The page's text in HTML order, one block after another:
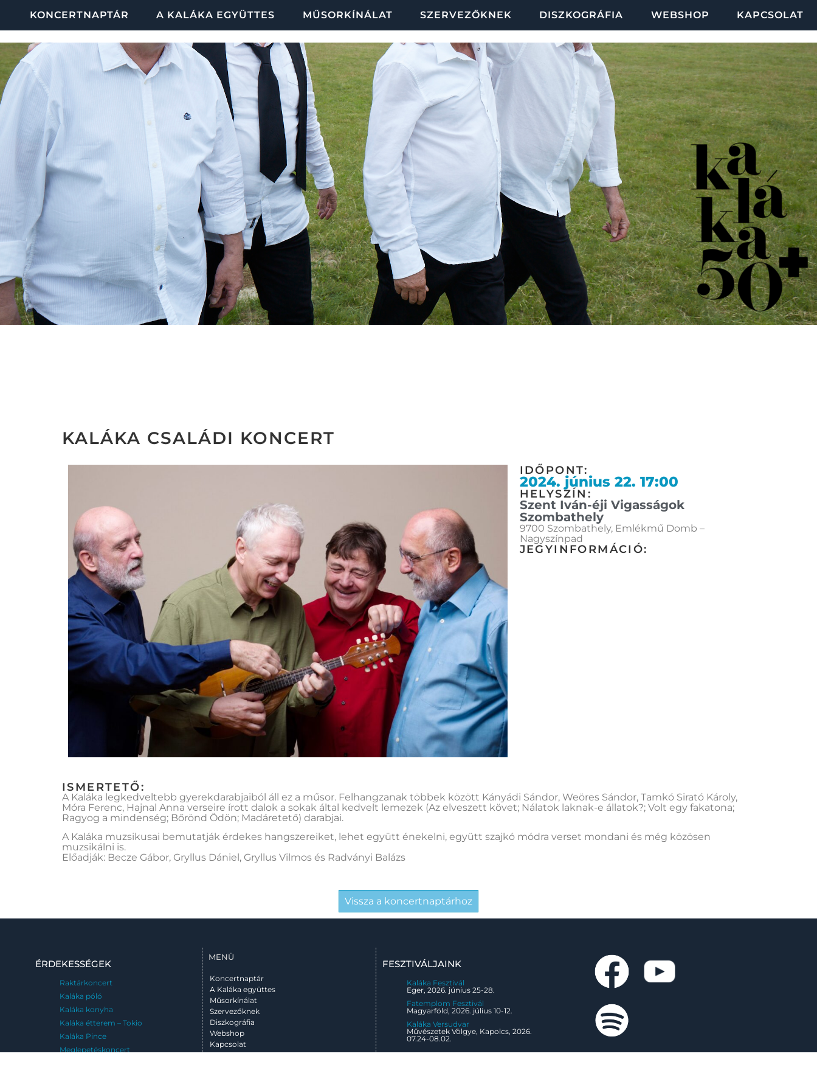
KONCERTNAPTÁR A KALÁKA EGYÜTTES MŰSORKÍNÁLAT SZERVEZŐKNEK DISZKOGRÁFIA WEBSHOP KAPCSOLAT
KALÁKA CSALÁDI KONCERT
IDŐPONT:
2024. június 22. 17:00
HELYSZÍN:
Szent Iván-éji Vigasságok
Szombathely
9700 Szombathely, Emlékmű Domb –
Nagyszínpad
JEGYINFORMÁCIÓ:
ISMERTETŐ:
A Kaláka legkedveltebb gyerekdarabjaiból áll ez a műsor. Felhangzanak többek között Kányádi Sándor, Weöres Sándor, Tamkó Sirató Károly,
Móra Ferenc, Hajnal Anna verseire írott dalok a sokak által kedvelt lemezek (Az elveszett követ; Nálatok laknak-e állatok?; Volt egy fakatona;
Ragyog a mindenség; Bőrönd Ödön; Madáretető) darabjai.
A Kaláka muzsikusai bemutatják érdekes hangszereiket, lehet együtt énekelni, együtt szajkó módra verset mondani és még közösen
muzsikálni is.
Előadják: Becze Gábor, Gryllus Dániel, Gryllus Vilmos és Radványi Balázs
Vissza a koncertnaptárhoz
ÉRDEKESSÉGEK
Raktárkoncert
Kaláka póló
Kaláka konyha
Kaláka étterem – Tokio
Kaláka Pince
Meglepetéskoncert
MENÜ
Koncertnaptár
A Kaláka együttes
Műsorkínálat
Szervezőknek
Diszkográfia
Webshop
Kapcsolat
FESZTIVÁLJAINK
Kaláka Fesztivál
Eger, 2026. június 25-28.
Fatemplom Fesztivál
Magyarföld, 2026. július 10-12.
Kaláka Versudvar
Művészetek Völgye, Kapolcs, 2026.
07.24-08.02.